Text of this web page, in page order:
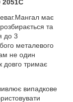
має
та
до 3
металевого
не один
довго тримає
випадкове